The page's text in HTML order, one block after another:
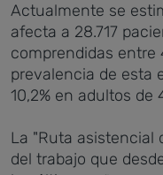
Actualmente se
afecta a 28.717
comprendidas entre
prevalencia de esta
10,2% en adultos de
La "Ruta asistencial
del trabajo que